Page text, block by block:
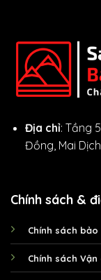
Địa chỉ: Tầng
Đồng, Mai
Chính sách &
Chính sách
Chính sách Vận